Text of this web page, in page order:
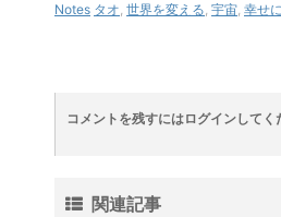
Notes タオ, 世界を変える, 宇宙, 幸せ
コメントを残すにはログインしてく
関連記事